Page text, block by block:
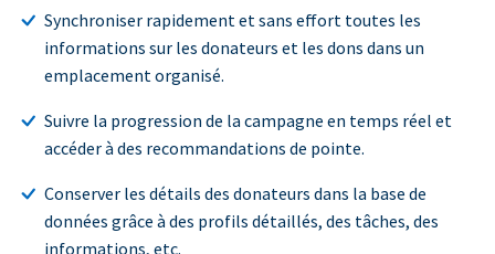
Synchroniser rapidement et sans effort toutes les
informations sur les donateurs et les dons dans un
emplacement organisé.
Suivre la progression de la campagne en temps réel et
accéder à des recommandations de pointe.
Conserver les détails des donateurs dans la base de
données grâce à des profils détaillés, des tâches, des
informations, etc.